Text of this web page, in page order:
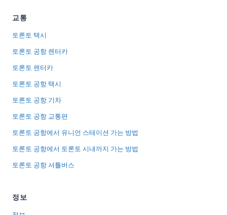
교통
토론토 택시
토론토 공항 렌터카
토론토 렌터카
토론토 공항 택시
토론토 공항 기차
토론토 공항 교통편
토론토 공항에서 유니언 스테이션 가는 방법
토론토 공항에서 토론토 시내까지 가는 방법
토론토 공항 셔틀버스
정보